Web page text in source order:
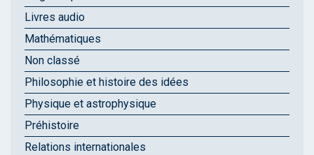
Livres audio
Mathématiques
Non classé
Philosophie et histoire des idées
Physique et astrophysique
Préhistoire
Relations internationales